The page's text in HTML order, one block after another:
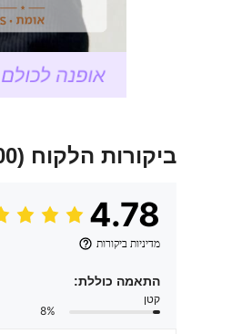
ביקורות הלקוח (100+)
4.78
מדיניות ביקורות
התאמה כוללת:
קטן
8%